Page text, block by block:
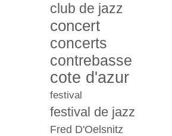
club de jazz
concert
concerts
contrebasse
cote d'azur
festival
festival de jazz
Fred D'Oelsnitz